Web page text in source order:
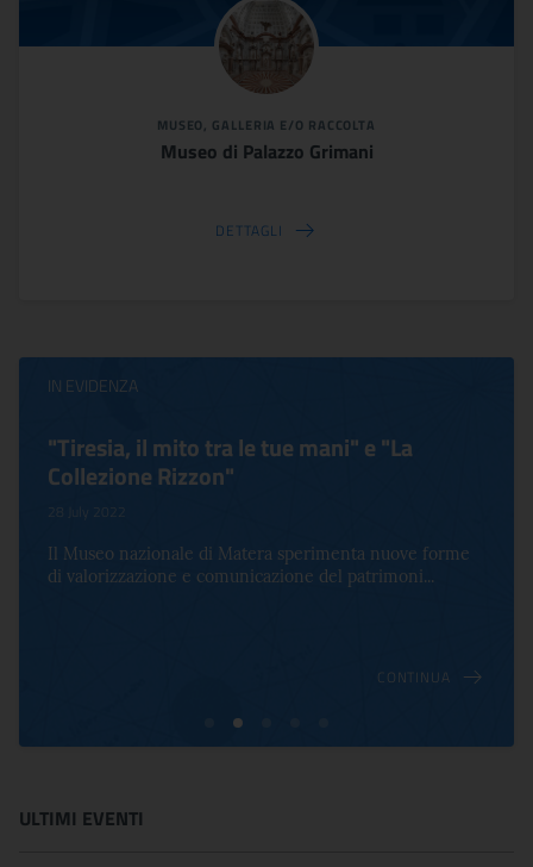
MUSEO, GALLERIA E/O RACCOLTA
Museo di Palazzo Grimani
DETTAGLI
IN EVIDENZA
"Tiresia, il mito tra le tue mani" e "La
Collezione Rizzon"
28 July 2022
Il Museo nazionale di Matera sperimenta nuove forme
di valorizzazione e comunicazione del patrimoni...
CONTINUA
ULTIMI EVENTI